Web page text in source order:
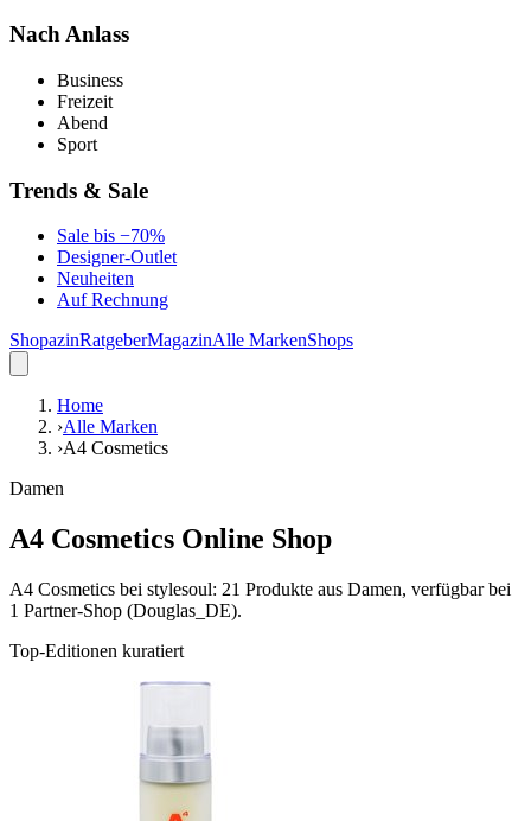
Nach Anlass
Business
Freizeit
Abend
Sport
Trends & Sale
Sale bis −70%
Designer-Outlet
Neuheiten
Auf Rechnung
ShopazinRatgeberMagazinAlle MarkenShops
Home
›Alle Marken
›A4 Cosmetics
Damen
A4 Cosmetics Online Shop
A4 Cosmetics bei stylesoul: 21 Produkte aus Damen, verfügbar bei
1 Partner-Shop (Douglas_DE).
Top-Editionen kuratiert